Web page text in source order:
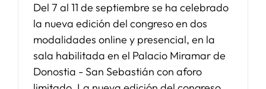
Del 7 al 11 de septiembre se ha celebrado
la nueva edición del congreso en dos
modalidades online y presencial, en la
sala habilitada en el Palacio Miramar de
Donostia - San Sebastián con aforo